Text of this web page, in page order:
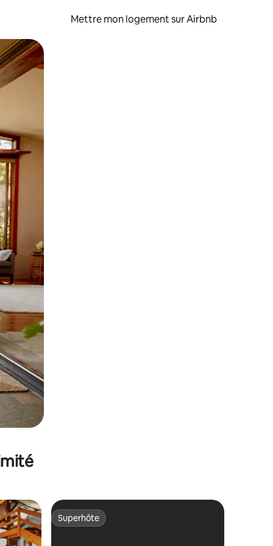
Mettre mon logement sur Airbnb
glisser.
appréciés Superhôte
Superhôte